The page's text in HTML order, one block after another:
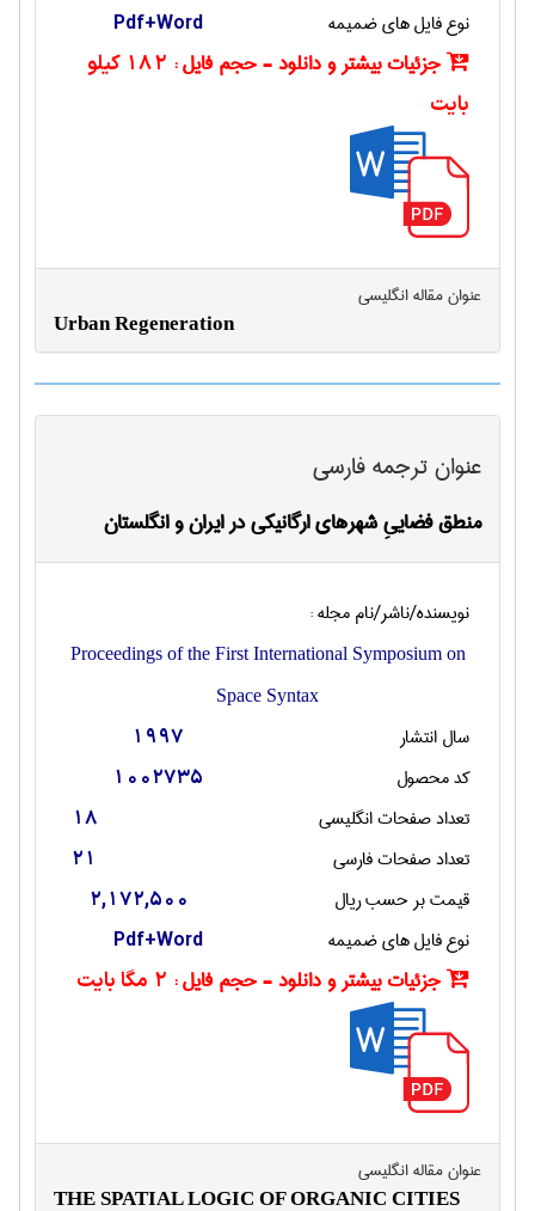
نوع فایل های ضمیمه Pdf+Word
جزئیات بیشتر و دانلود - حجم فایل :
182 کیلو
بایت
عنوان مقاله انگليسی
Urban Regeneration
عنوان ترجمه فارسی
منطق فضاییِ شهرهای ارگانیکی در ایران و انگلستان
نویسنده/ناشر/نام مجله :
Proceedings of the First International Symposium on
Space Syntax
سال انتشار 1997
کد محصول 1002735
تعداد صفحات انگليسی 18
تعداد صفحات فارسی 21
قیمت بر حسب ریال 2,172,500
نوع فایل های ضمیمه Pdf+Word
جزئیات بیشتر و دانلود - حجم فایل : 2 مگا بایت
عنوان مقاله انگليسی
THE SPATIAL LOGIC OF ORGANIC CITIES